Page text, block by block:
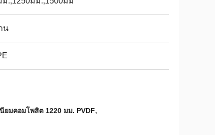
น
ยมคอมโพสิต 1220 มม. PVDF,